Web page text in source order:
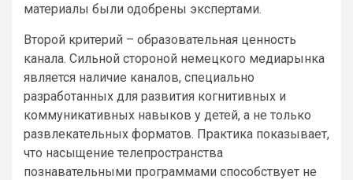
материалы были одобрены экспертами.
Второй критерий – образовательная ценность
канала. Сильной стороной немецкого медиарынка
является наличие каналов, специально
разработанных для развития когнитивных и
коммуникативных навыков у детей, а не только
развлекательных форматов. Практика показывает,
что насыщение телепространства
познавательными программами способствует не